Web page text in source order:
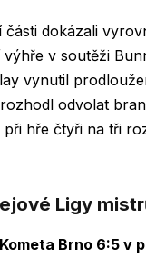
části dokázali
v soutěži
vynutil
odvolat
při hře čtyři na tři
Ligy
Brno 6:5 v